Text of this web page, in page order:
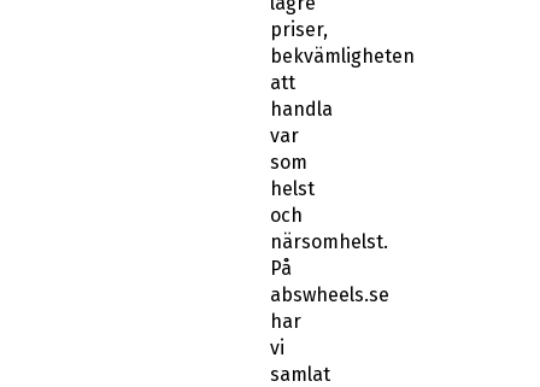
priser,
bekvämligheten
att
handla
var
som
helst
och
närsomhelst.
På
abswheels.se
har
vi
samlat